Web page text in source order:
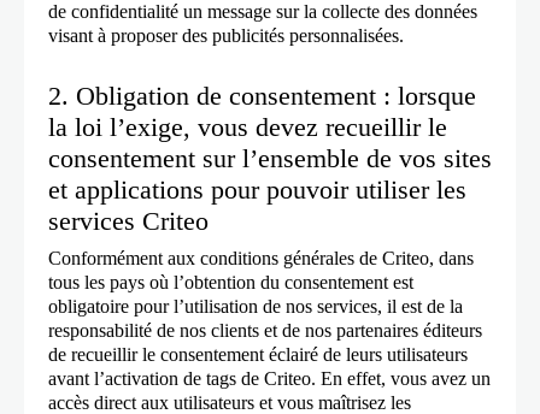
qu’ils utilisent ou sont susceptibles
d’utiliser.
de confidentialité un message sur la collecte des données
visant à proposer des publicités personnalisées.
2. Obligation de consentement : lorsque
la loi l’exige, vous devez recueillir le
consentement sur l’ensemble de vos sites
et applications pour pouvoir utiliser les
services Criteo
Conformément aux conditions générales de Criteo, dans
tous les pays où l’obtention du consentement est
obligatoire pour l’utilisation de nos services, il est de la
responsabilité de nos clients et de nos partenaires éditeurs
de recueillir le consentement éclairé de leurs utilisateurs
avant l’activation de tags de Criteo. En effet, vous avez un
accès direct aux utilisateurs et vous maîtrisez les